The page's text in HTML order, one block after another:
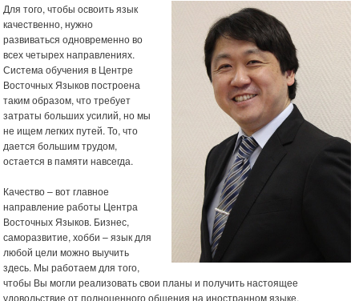
Для того, чтобы освоить язык
качественно, нужно
развиваться одновременно во
всех четырех направлениях.
Система обучения в Центре
Восточных Языков построена
таким образом, что требует
затраты больших усилий, но мы
не ищем легких путей. То, что
дается большим трудом,
остается в памяти навсегда.
Качество – вот главное
направление работы Центра
Восточных Языков. Бизнес,
саморазвитие, хобби – язык для
любой цели можно выучить
здесь. Мы работаем для того,
чтобы Вы могли реализовать свои планы и получить настоящее
удовольствие от полноценного общения на иностранном языке.